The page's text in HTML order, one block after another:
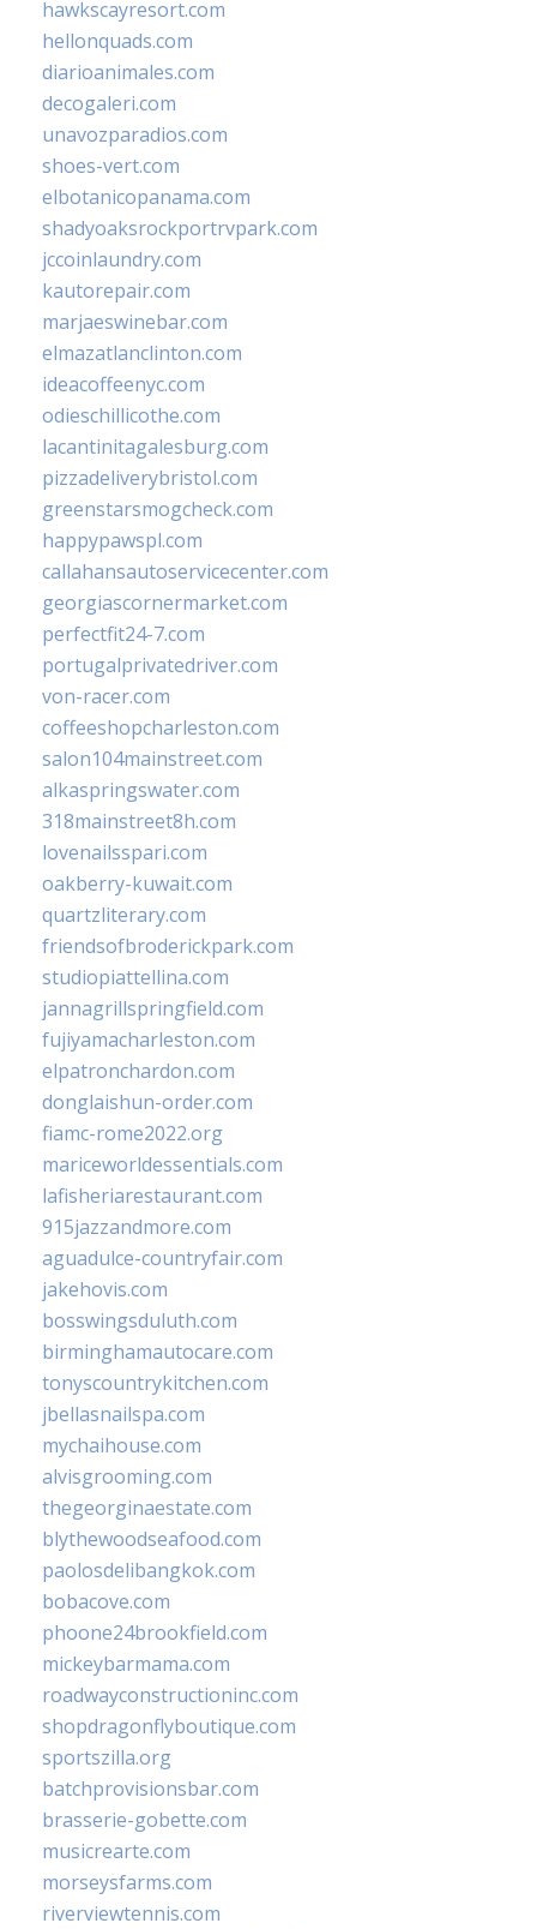
hawkscayresort.com
hellonquads.com
diarioanimales.com
decogaleri.com
unavozparadios.com
shoes-vert.com
elbotanicopanama.com
shadyoaksrockportrvpark.com
jccoinlaundry.com
kautorepair.com
marjaeswinebar.com
elmazatlanclinton.com
ideacoffeenyc.com
odieschillicothe.com
lacantinitagalesburg.com
pizzadeliverybristol.com
greenstarsmogcheck.com
happypawspl.com
callahansautoservicecenter.com
georgiascornermarket.com
perfectfit24-7.com
portugalprivatedriver.com
von-racer.com
coffeeshopcharleston.com
salon104mainstreet.com
alkaspringswater.com
318mainstreet8h.com
lovenailsspari.com
oakberry-kuwait.com
quartzliterary.com
friendsofbroderickpark.com
studiopiattellina.com
jannagrillspringfield.com
fujiyamacharleston.com
elpatronchardon.com
donglaishun-order.com
fiamc-rome2022.org
mariceworldessentials.com
lafisheriarestaurant.com
915jazzandmore.com
aguadulce-countryfair.com
jakehovis.com
bosswingsduluth.com
birminghamautocare.com
tonyscountrykitchen.com
jbellasnailspa.com
mychaihouse.com
alvisgrooming.com
thegeorginaestate.com
blythewoodseafood.com
paolosdelibangkok.com
bobacove.com
phoone24brookfield.com
mickeybarmama.com
roadwayconstructioninc.com
shopdragonflyboutique.com
sportszilla.org
batchprovisionsbar.com
brasserie-gobette.com
musicrearte.com
morseysfarms.com
riverviewtennis.com